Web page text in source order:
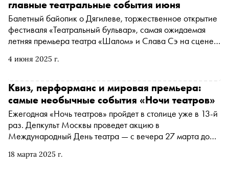
4 июня 2025 г.
главные театральные события июня
Балетный байопик о Дягилеве, торжественное открытие
фестиваля «Театральный бульвар», самая ожидаемая
летняя премьера театра «Шалом» и Слава Сэ на сцене
что посмотреть в июне в столице
18 марта 2025 г.
Квиз, перформанс и мировая премьера:
самые необычные события «Ночи театров»
Ежегодная «Ночь театров» пройдет в столице уже в 13-й
раз. Депкульт Москвы проведет акцию в
Международный День театра — с вечера 27 марта до
за неделю до акции и будет доступна с 12:00 часов 20